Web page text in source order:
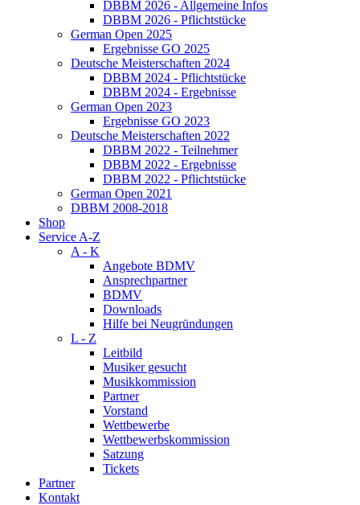
DBBM 2026 - Allgemeine Infos
DBBM 2026 - Pflichtstücke
German Open 2025
Ergebnisse GO 2025
Deutsche Meisterschaften 2024
DBBM 2024 - Pflichtstücke
DBBM 2024 - Ergebnisse
German Open 2023
Ergebnisse GO 2023
Deutsche Meisterschaften 2022
DBBM 2022 - Teilnehmer
DBBM 2022 - Ergebnisse
DBBM 2022 - Pflichtstücke
German Open 2021
DBBM 2008-2018
Shop
Service A-Z
A - K
Angebote BDMV
Ansprechpartner
BDMV
Downloads
Hilfe bei Neugründungen
L - Z
Leitbild
Musiker gesucht
Musikkommission
Partner
Vorstand
Wettbewerbe
Wettbewerbskommission
Satzung
Tickets
Partner
Kontakt